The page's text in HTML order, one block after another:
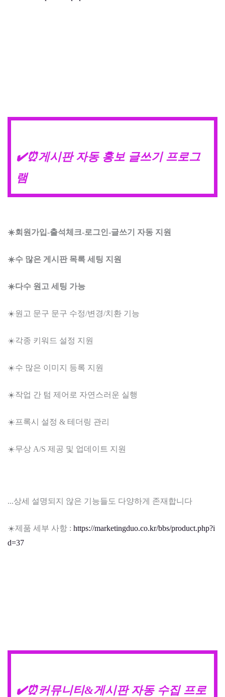
✔️⏰게시판 자동 홍보 글쓰기 프로그
램
☀️회원가입-출석체크-로그인-글쓰기 자동 지원
☀️수 많은 게시판 목록 세팅 지원
☀️다수 원고 세팅 가능
☀️원고 문구 문구 수정/변경/치환 기능
☀️각종 키워드 설정 지원
☀️수 많은 이미지 등록 지원
☀️작업 간 텀 제어로 자연스러운 실행
☀️프록시 설정 & 테더링 관리
☀️무상 A/S 제공 및 업데이트 지원
...상세 설명되지 않은 기능들도 다양하게 존재합니다
☀️제품 세부 사항 : https://marketingduo.co.kr/bbs/product.php?i
d=37
✔️⏰커뮤니티&게시판 자동 수집 프로